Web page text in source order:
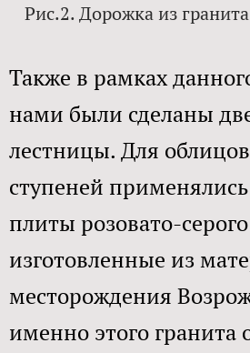
Рис.2. Дорожка из
Также в рамках
нами были сделаны
лестницы. Для
ступеней
плиты розовато-
изготовленные из
месторождения
именно этого гранита